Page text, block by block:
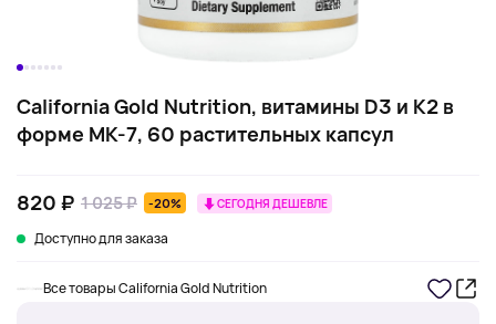
California Gold Nutrition, витамины D3 и K2 в
форме MK-7, 60 растительных капсул
820 ₽ 1 025 ₽ -20% СЕГОДНЯ ДЕШЕВЛЕ
Доступно для заказа
Все товары California Gold Nutrition